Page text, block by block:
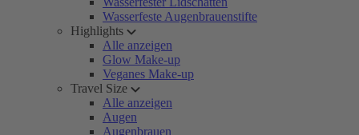
Wasserfeste Augenbrauenstifte
Highlights
Alle anzeigen
Glow Make-up
Veganes Make-up
Travel Size
Alle anzeigen
Augen
Augenbrauen